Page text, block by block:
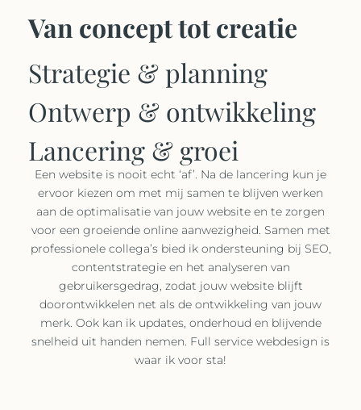
Van concept tot creatie
Strategie & planning
Ontwerp & ontwikkeling
Lancering & groei
Een website is nooit echt ‘af’. Na de lancering kun je
ervoor kiezen om met mij samen te blijven werken
aan de optimalisatie van jouw website en te zorgen
voor een groeiende online aanwezigheid. Samen met
professionele collega’s bied ik ondersteuning bij SEO,
contentstrategie en het analyseren van
gebruikersgedrag, zodat jouw website blijft
doorontwikkelen net als de ontwikkeling van jouw
merk. Ook kan ik updates, onderhoud en blijvende
snelheid uit handen nemen. Full service webdesign is
waar ik voor sta!